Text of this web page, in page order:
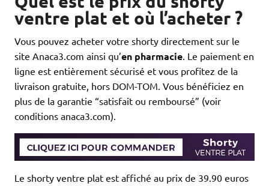
ventre plat et où l’acheter ?
Vous pouvez acheter votre shorty directement sur le
site Anaca3.com ainsi qu’en pharmacie. Le paiement en
ligne est entièrement sécurisé et vous profitez de la
livraison gratuite, hors DOM-TOM. Vous bénéficiez en
plus de la garantie “satisfait ou remboursé” (voir
conditions anaca3.com).
Le shorty ventre plat est affiché au prix de 39.90 euros